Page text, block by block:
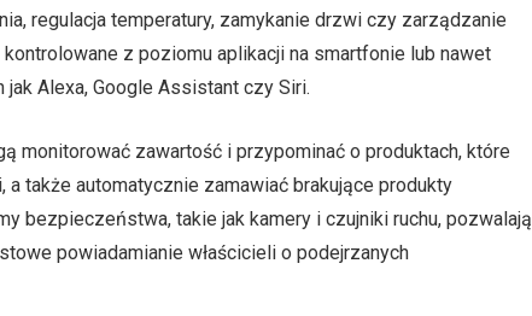
regulacja temperatury, zamykanie drzwi czy zarządzanie
z poziomu aplikacji na smartfonie lub nawet
Alexa, Google Assistant czy Siri.
monitorować zawartość i przypominać o produktach, które
także automatycznie zamawiać brakujące produkty
bezpieczeństwa, takie jak kamery i czujniki ruchu, pozwalają
powiadamianie właścicieli o podejrzanych